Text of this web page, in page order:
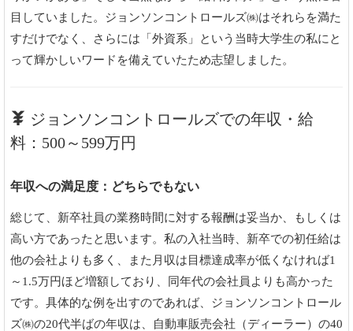
目していました。ジョンソンコントロールズ㈱はそれらを満た
すだけでなく、さらには「外資系」という当時大学生の私にと
って輝かしいワードを備えていたため志望しました。
ジョンソンコントロールズでの年収・給
料：500～599万円
年収への満足度：どちらでもない
総じて、新卒社員の業務時間に対する報酬は妥当か、もしくは
高い方であったと思います。私の入社当時、新卒での初任給は
他の会社よりも多く、また月収は目標達成率が低くなければ1
～1.5万円ほど増額しており、同年代の会社員よりも高かった
です。具体的な例を出すのであれば、ジョンソンコントロール
ズ㈱の20代半ばの年収は、自動車販売会社（ディーラー）の40